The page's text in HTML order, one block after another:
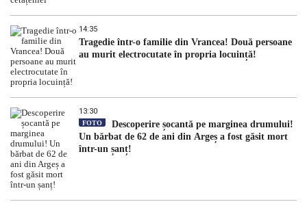
14:35
Tragedie într-o familie din Vrancea! Două persoane
au murit electrocutate în propria locuință!
13:30
FOTO
Descoperire șocantă pe marginea drumului!
Un bărbat de 62 de ani din Argeș a fost găsit mort
într-un șanț!